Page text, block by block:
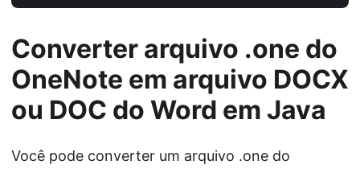
Converter arquivo .one do
OneNote em arquivo DOCX
ou DOC do Word em Java
Você pode converter um arquivo .one do